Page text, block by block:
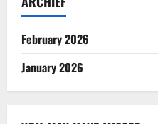
February 2026
January 2026